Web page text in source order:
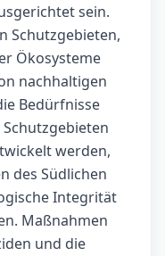
sein.
Schutzgebieten,
Ökosysteme
nachhaltigen
Bedürfnisse
werden,
des Südlichen
Integrität
Maßnahmen
und die